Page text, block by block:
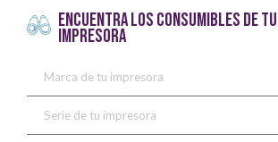
ENCUENTRA LOS CONSUMIBLES DE TU
IMPRESORA